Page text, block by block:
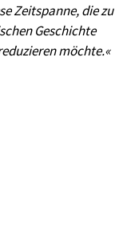
Zeitspanne, die zu
Geschichte
möchte.«